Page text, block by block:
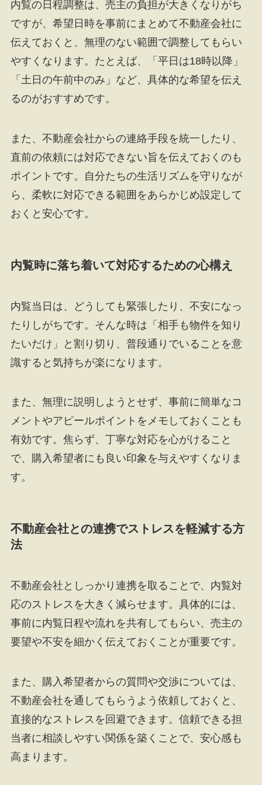
内覧の日程調整は、売主の負担が大きくなりがち
ですが、希望日時を事前にまとめて不動産会社に
伝えておくと、無理のない範囲で調整してもらい
やすくなります。たとえば、「平日は18時以降」
「土日の午前中のみ」など、具体的な希望を伝え
るのがおすすめです。
また、不動産会社からの連絡手段を統一したり、
直前の依頼には対応できない旨を伝えておくのも
ポイントです。自分たちの生活リズムを守りなが
ら、柔軟に対応できる範囲をあらかじめ設定して
おくと安心です。
内覧時に落ち着いて対応するための心構え
内覧当日は、どうしても緊張したり、不安になっ
たりしがちです。そんな時は「相手も物件を知り
たいだけ」と割り切り、普段通りでいることを意
識すると気持ちが楽になります。
また、無理に説明しようとせず、事前に簡単なコ
メントやアピールポイントをメモしておくことも
有効です。焦らず、丁寧な対応を心がけること
で、購入希望者にも良い印象を与えやすくなりま
す。
不動産会社との連携でストレスを軽減する方
法
不動産会社としっかり連携を取ることで、内覧対
応のストレスを大きく減らせます。具体的には、
事前に内覧日程や流れを共有してもらい、売主の
要望や不安を細かく伝えておくことが重要です。
また、購入希望者からの質問や交渉については、
不動産会社を通してもらうよう依頼しておくと、
直接的なストレスを回避できます。信頼できる担
当者に相談しやすい関係を築くことで、安心感も
高まります。